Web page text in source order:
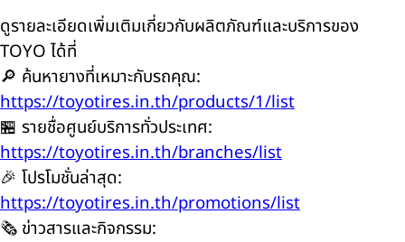
ดูรายละเอียดเพิ่มเติมเกี่ยวกับผลิตภัณฑ์และบริการของ
TOYO ได้ที่
🔎 ค้นหายางที่เหมาะกับรถคุณ:
https://toyotires.in.th/products/1/list
🏪 รายชื่อศูนย์บริการทั่วประเทศ:
https://toyotires.in.th/branches/list
🎉 โปรโมชั่นล่าสุด:
https://toyotires.in.th/promotions/list
🗞️ ข่าวสารและกิจกรรม: